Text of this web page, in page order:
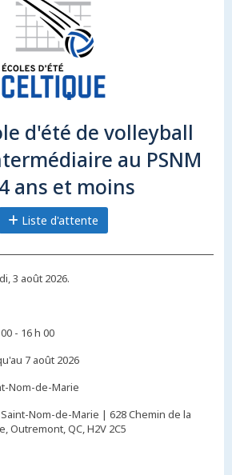
d'été de volleyball
au PSNM
ans et moins
Liste d'attente
3 août 2026.
- 16 h 00
7 août 2026
Nom-de-Marie
Nom-de-Marie | 628 Chemin de la
Outremont, QC, H2V 2C5